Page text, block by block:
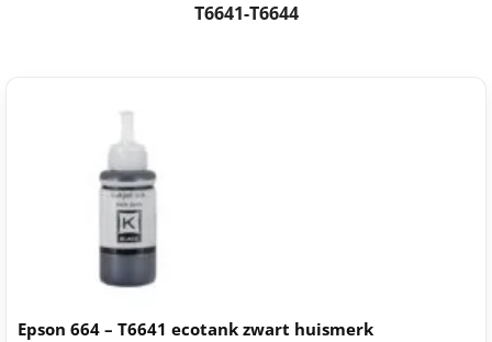
T6641-T6644
Epson 664 – T6641 ecotank zwart huismerk